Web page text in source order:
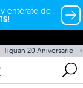
entérate de
Tiguan 20 Aniversario